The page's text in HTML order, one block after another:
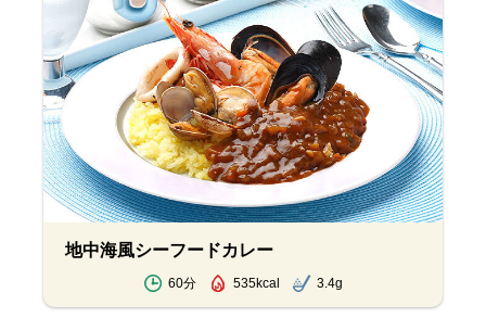
地中海風シーフードカレー
60分 535kcal 3.4g